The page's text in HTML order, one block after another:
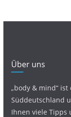
Über uns
„body & mind“
Süddeutschland
Ihnen viele Tipps